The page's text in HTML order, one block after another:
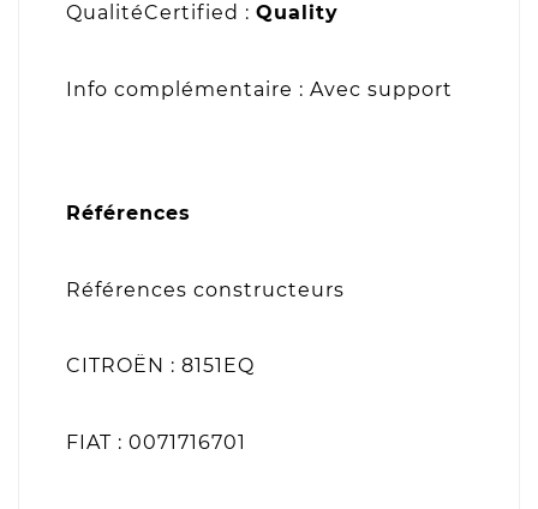
QualitéCertified : Quality
Info complémentaire : Avec support
Références
Références constructeurs
CITROËN : 8151EQ
FIAT : 0071716701